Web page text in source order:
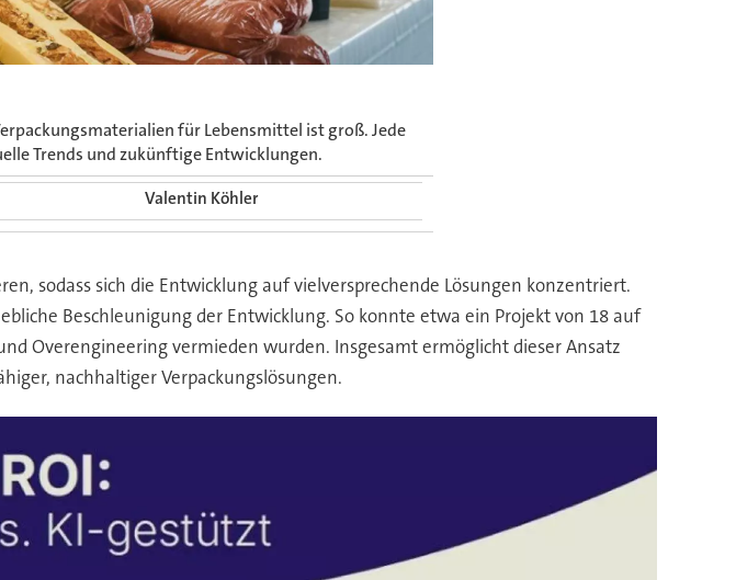
für Lebensmittel ist groß. Jede
Trends und zukünftige Entwicklungen.
Valentin Köhler
sodass sich die Entwicklung auf vielversprechende Lösungen konzentriert.
Beschleunigung der Entwicklung. So konnte etwa ein Projekt von 18 auf
Overengineering vermieden wurden. Insgesamt ermöglicht dieser Ansatz
nachhaltiger Verpackungslösungen.